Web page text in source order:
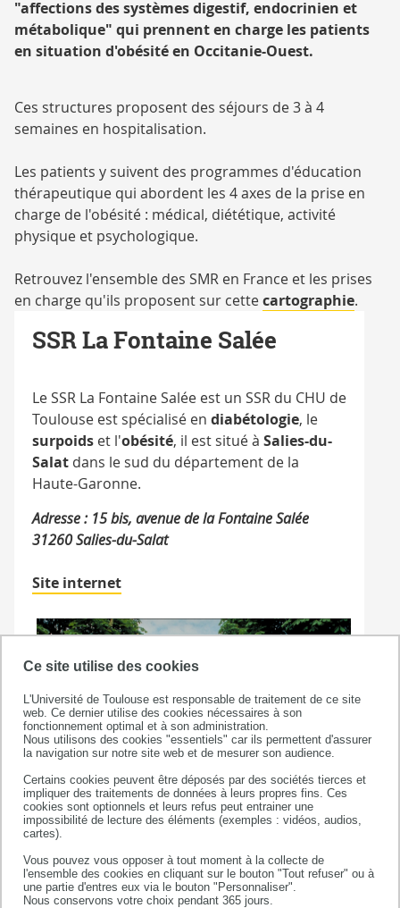
Ce site utilise des cookies
L'Université de Toulouse est responsable de traitement de ce site
web. Ce dernier utilise des cookies nécessaires à son
fonctionnement optimal et à son administration.
Nous utilisons des cookies "essentiels" car ils permettent d'assurer
la navigation sur notre site web et de mesurer son audience.
Certains cookies peuvent être déposés par des sociétés tierces et
impliquer des traitements de données à leurs propres fins. Ces
cookies sont optionnels et leurs refus peut entrainer une
impossibilité de lecture des éléments (exemples : vidéos, audios,
cartes).
Vous pouvez vous opposer à tout moment à la collecte de
l'ensemble des cookies en cliquant sur le bouton "Tout refuser" ou à
une partie d'entres eux via le bouton "Personnaliser".
Nous conservons votre choix pendant 365 jours.
"affections des systèmes digestif, endocrinien et
métabolique" qui prennent en charge les patients
en situation d'obésité en Occitanie-Ouest.
Ces structures proposent des séjours de 3 à 4
semaines en hospitalisation.
Les patients y suivent des programmes d'éducation
thérapeutique qui abordent les 4 axes de la prise en
charge de l'obésité : médical, diététique, activité
physique et psychologique.
Retrouvez l'ensemble des SMR en France et les prises
en charge qu'ils proposent sur cettecartographie.
SSR La Fontaine Salée
Le SSR La Fontaine Salée est un SSR du CHU de
Toulouse est spécialisé en diabétologie, le
surpoids et l'obésité, il est situé à Salies-du-
Salat dans le sud du département de la
Haute-Garonne.
Adresse : 15 bis, avenue de la Fontaine Salée
31260 Salies-du-Salat
Site internet